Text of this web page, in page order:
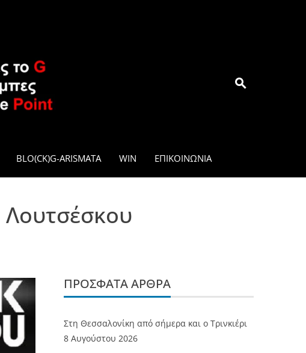
BLO(CK)G-ARISMATA WIN ΕΠΙΚΟΙΝΩΝΊΑ
ΠΡΌΣΦΑΤΑ ΆΡΘΡΑ
Στη Θεσσαλονίκη από σήμερα και ο Τρινκιέρι
8 Αυγούστου 2026